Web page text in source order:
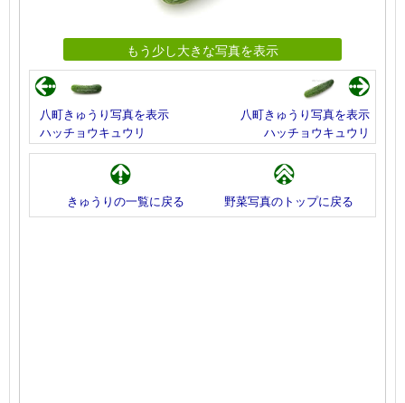
もう少し大きな写真を表示
八町きゅうり写真を表示
ハッチョウキュウリ
八町きゅうり写真を表示
ハッチョウキュウリ
きゅうりの一覧に戻る 野菜写真のトップに戻る